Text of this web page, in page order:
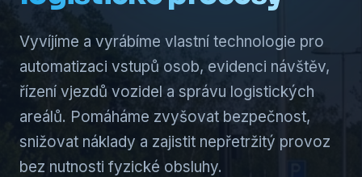
Vyvíjíme a vyrábíme vlastní technologie pro
automatizaci vstupů osob, evidenci návštěv,
řízení vjezdů vozidel a správu logistických
areálů. Pomáháme zvyšovat bezpečnost,
snižovat náklady a zajistit nepřetržitý provoz
bez nutnosti fyzické obsluhy.